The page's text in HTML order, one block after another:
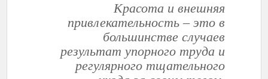
Красота и внешняя
привлекательность – это в
большинстве случаев
результат упорного труда и
регулярного тщательного